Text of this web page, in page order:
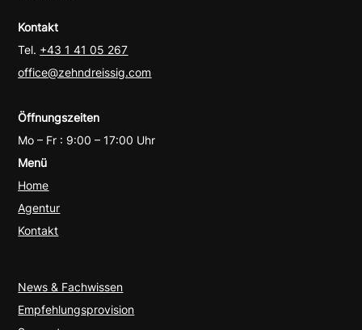
Kontakt
Tel. +43 1 41 05 267
office@zehndreissig.com
Öffnungszeiten
Mo – Fr : 9:00 – 17:00 Uhr
Menü
Home
Agentur
Kontakt
News & Fachwissen
Empfehlungsprovision